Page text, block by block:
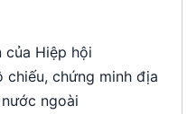
của Hiệp hội
chiếu, chứng minh địa
ngoài